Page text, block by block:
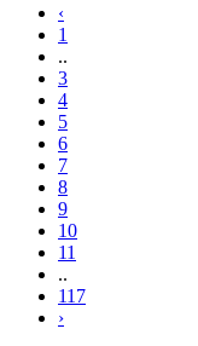
‹
1
..
3
4
5
6
7
8
9
10
11
..
117
›